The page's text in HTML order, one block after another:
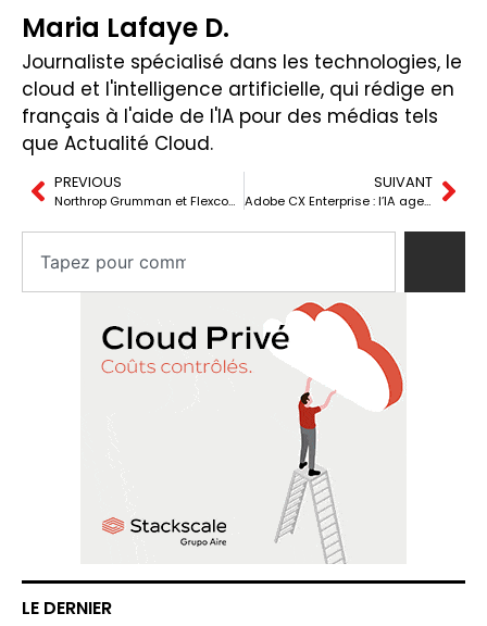
Maria Lafaye D.
Journaliste spécialisé dans les technologies, le
cloud et l'intelligence artificielle, qui rédige en
français à l'aide de l'IA pour des médias tels
que Actualité Cloud.
PREVIOUS
Northrop Grumman et Flexcompute : l’IA divise par 100 le temps de simulation spatiale
SUIVANT
Adobe CX Enterprise : l’IA agentique au service du marketing à l’Adobe Summit 2026
LE DERNIER